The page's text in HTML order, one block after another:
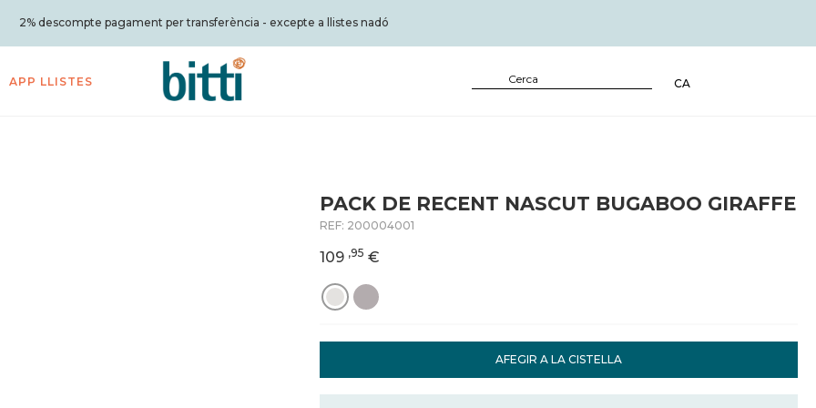
2% descompte pagament per transferència - excepte a llistes nadó
APP LLISTES CA
PACK DE RECENT NASCUT BUGABOO GIRAFFE
REF: 200004001
109 ,95 €
AFEGIR A LA CISTELLA